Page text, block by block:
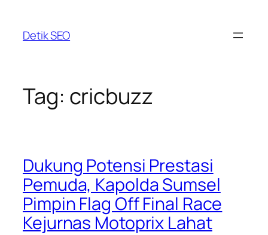
content
Detik SEO
Tag: cricbuzz
Dukung Potensi Prestasi
Pemuda, Kapolda Sumsel
Pimpin Flag Off Final Race
Kejurnas Motoprix Lahat